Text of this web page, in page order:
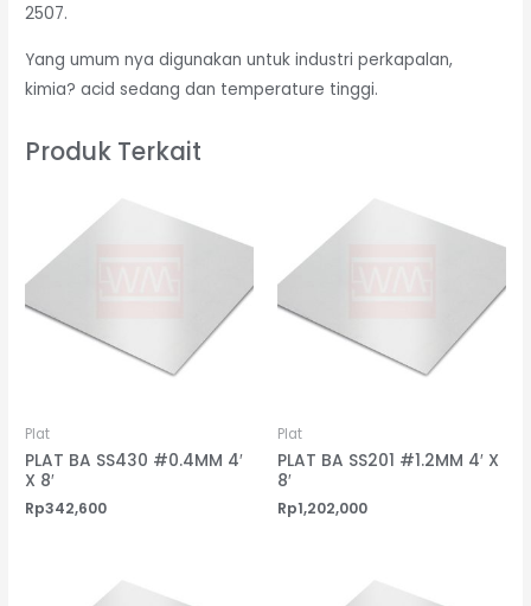
2507.
Yang umum nya digunakan untuk industri perkapalan,
kimia? acid sedang dan temperature tinggi.
Produk Terkait
Plat
PLAT BA SS430 #0.4MM 4′
X 8′
Rp342,600
Plat
PLAT BA SS201 #1.2MM 4′ X
8′
Rp1,202,000